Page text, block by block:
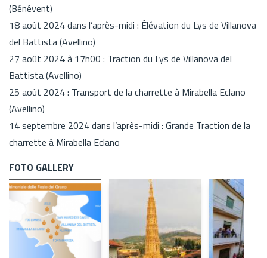
(Bénévent)
18 août 2024 dans l’après-midi : Élévation du Lys de Villanova
del Battista (Avellino)
27 août 2024 à 17h00 : Traction du Lys de Villanova del
Battista (Avellino)
25 août 2024 : Transport de la charrette à Mirabella Eclano
(Avellino)
14 septembre 2024 dans l’après-midi : Grande Traction de la
charrette à Mirabella Eclano
FOTO GALLERY